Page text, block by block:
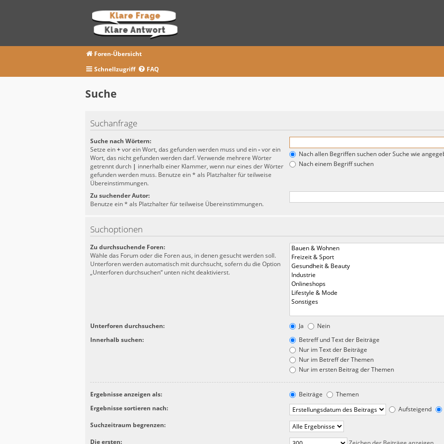
Foren-Übersicht
Schnellzugriff
FAQ
Suche
Suchanfrage
Suche nach Wörtern:
Setze ein+vor ein Wort, das gefunden werden muss und ein-vor ein
Wort, das nicht gefunden werden darf. Verwende mehrere Wörter
getrennt durch | innerhalb einer Klammer, wenn nur eines der Wörter
gefunden werden muss. Benutze ein * als Platzhalter für teilweise
Übereinstimmungen.
Nach allen Begriffen suchen oder Suche wie
Nach einem Begriff suchen
Zu suchender Autor:
Benutze ein * als Platzhalter für teilweise Übereinstimmungen.
Suchoptionen
Zu durchsuchende Foren:
Wähle das Forum oder die Foren aus, in denen gesucht werden soll.
Unterforen werden automatisch mit durchsucht, sofern du die Option
„Unterforen durchsuchen“ unten nicht deaktivierst.
Unterforen durchsuchen: Ja
Nein
Innerhalb suchen:
Betreff und Text der Beiträge
Nur im Text der Beiträge
Nur im Betreff der Themen
Nur im ersten Beitrag der Themen
Ergebnisse anzeigen als: Beiträge
Themen
Ergebnisse sortieren nach:
Aufsteigend
Suchzeitraum begrenzen:
Die ersten: